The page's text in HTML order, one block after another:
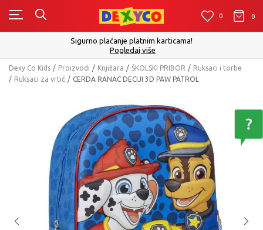
0 0
Sigurno plaćanje platnim karticama!
Pogledaj više
Dexy Co Kids Proizvodi Knjižara ŠKOLSKI PRIBOR
Ruksaci i torbe
Ruksaci za vrtić
CERDA RANAC DECIJI 3D PAW PATROL